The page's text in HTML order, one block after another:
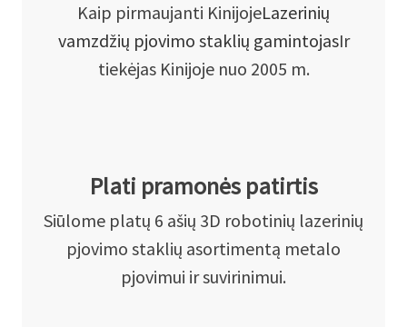
Kaip pirmaujanti KinijojeLazerinių
vamzdžių pjovimo staklių gamintojasIr
tiekėjas Kinijoje nuo 2005 m.
Plati pramonės patirtis
Siūlome platų 6 ašių 3D robotinių lazerinių
pjovimo staklių asortimentą metalo
pjovimui ir suvirinimui.